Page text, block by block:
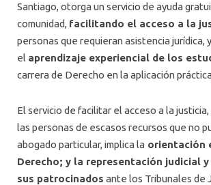
Santiago, otorga un servicio de ayuda
comunidad, facilitando el acceso a la
personas que requieran asistencia jurídica,
el aprendizaje experiencial de los
carrera de Derecho en la aplicación
El servicio de facilitar el acceso a la
las personas de escasos recursos que no
abogado particular, implica la orientación
Derecho; y la representación judicial
sus patrocinados ante los Tribunales de